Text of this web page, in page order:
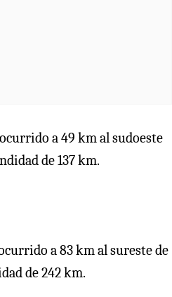
ocurrido a 49 km al sudoeste
de 137 km.
a 83 km al sureste de
de 242 km.